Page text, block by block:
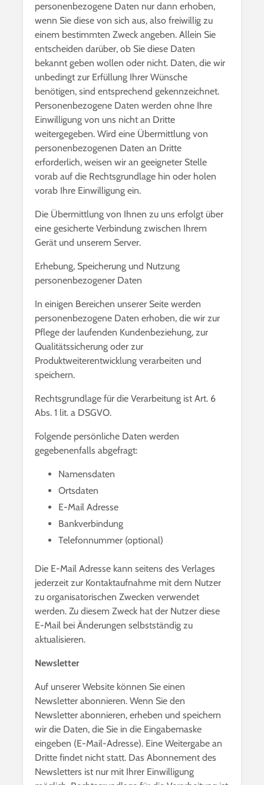
personenbezogene Daten nur dann erhoben,
wenn Sie diese von sich aus, also freiwillig zu
einem bestimmten Zweck angeben. Allein Sie
entscheiden darüber, ob Sie diese Daten
bekannt geben wollen oder nicht. Daten, die wir
unbedingt zur Erfüllung Ihrer Wünsche
benötigen, sind entsprechend gekennzeichnet.
Personenbezogene Daten werden ohne Ihre
Einwilligung von uns nicht an Dritte
weitergegeben. Wird eine Übermittlung von
personenbezogenen Daten an Dritte
erforderlich, weisen wir an geeigneter Stelle
vorab auf die Rechtsgrundlage hin oder holen
vorab Ihre Einwilligung ein.
Die Übermittlung von Ihnen zu uns erfolgt über
eine gesicherte Verbindung zwischen Ihrem
Gerät und unserem Server.
Erhebung, Speicherung und Nutzung
personenbezogener Daten
In einigen Bereichen unserer Seite werden
personenbezogene Daten erhoben, die wir zur
Pflege der laufenden Kundenbeziehung, zur
Qualitätssicherung oder zur
Produktweiterentwicklung verarbeiten und
speichern.
Rechtsgrundlage für die Verarbeitung ist Art. 6
Abs. 1 lit. a DSGVO.
Folgende persönliche Daten werden
gegebenenfalls abgefragt:
Namensdaten
Ortsdaten
E-Mail Adresse
Bankverbindung
Telefonnummer (optional)
Die E-Mail Adresse kann seitens des Verlages
jederzeit zur Kontaktaufnahme mit dem Nutzer
zu organisatorischen Zwecken verwendet
werden. Zu diesem Zweck hat der Nutzer diese
E-Mail bei Änderungen selbstständig zu
aktualisieren.
Newsletter
Auf unserer Website können Sie einen
Newsletter abonnieren. Wenn Sie den
Newsletter abonnieren, erheben und speichern
wir die Daten, die Sie in die Eingabemaske
eingeben (E-Mail-Adresse). Eine Weitergabe an
Dritte findet nicht statt. Das Abonnement des
Newsletters ist nur mit Ihrer Einwilligung